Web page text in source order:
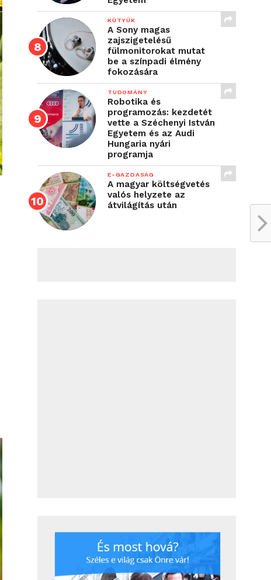
KÜTYÜK
A Sony magas
zajszigetelésű
fülmonitorokat mutat
be a színpadi élmény
fokozására
TUDOMÁNY
Robotika és
programozás: kezdetét
vette a Széchenyi István
Egyetem és az Audi
Hungaria nyári
programja
E-GAZDASÁG
A magyar költségvetés
valós helyzete az
átvilágítás után